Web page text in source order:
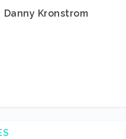
Danny Kronstrom